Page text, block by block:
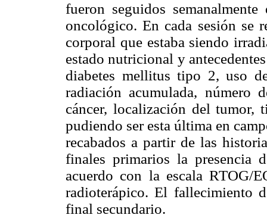
fueron seguidos
oncológico. En cada sesión se
corporal que estaba siendo
estado nutricional y
diabetes mellitus tipo 2, uso
radiación acumulada,
cáncer, localización del tumor,
pudiendo ser esta última en
recabados a partir de las
finales primarios la presencia
acuerdo con la escala RTOG/
radioterápico. El fallecimiento
final secundario.